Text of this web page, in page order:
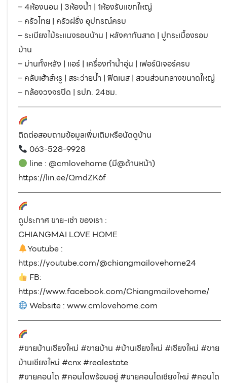
– 4ห้องนอน | 3ห้องน้ำ | 1ห้องรับแขกใหญ่
– ครัวไทย | ครัวฝรั่ง อุปกรณ์ครบ
– ระเบียงไม้ระแนงรอบบ้าน | หลังคากันสาด | ปูกระเบื้องรอบ
บ้าน
– ม่านทั้งหลัง | แอร์ | เครื่องทำน้ำอุ่น | เฟอร์นิเจอร์ครบ
– คลับเฮ้าส์หรู | สระว่ายน้ำ | ฟิตเนส | สวนส่วนกลางขนาดใหญ่
– กล้องวงจรปิด | รปภ. 24ชม.
―――――――――――――――――――――――――
ติดต่อสอบถามข้อมูลเพิ่มเติมหรือนัดดูบ้าน
063-528-9928
line : @cmlovehome (มี@ด้านหน้า)
https://lin.ee/QmdZK6f
―――――――――――――――――――――――――
ดูประกาศ ขาย-เช่า ของเรา :
CHIANGMAI LOVE HOME
Youtube :
https://youtube.com/@chiangmailovehome24
FB:
https://www.facebook.com/Chiangmailovehome/
Website : www.cmlovehome.com
―――――――――――――――――――――――――
#ขายบ้านเชียงใหม่ #ขายบ้าน #บ้านเชียงใหม่ #เชียงใหม่ #ขาย
บ้านเชียงใหม่ #cnx #realestate
#ขายคอนโด #คอนโดพร้อมอยู่ #ขายคอนโดเชียงใหม่ #คอนโด